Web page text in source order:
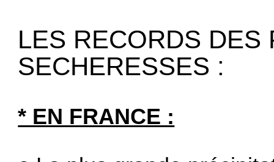
LES RECORDS DES
SECHERESSES :
* EN FRANCE :